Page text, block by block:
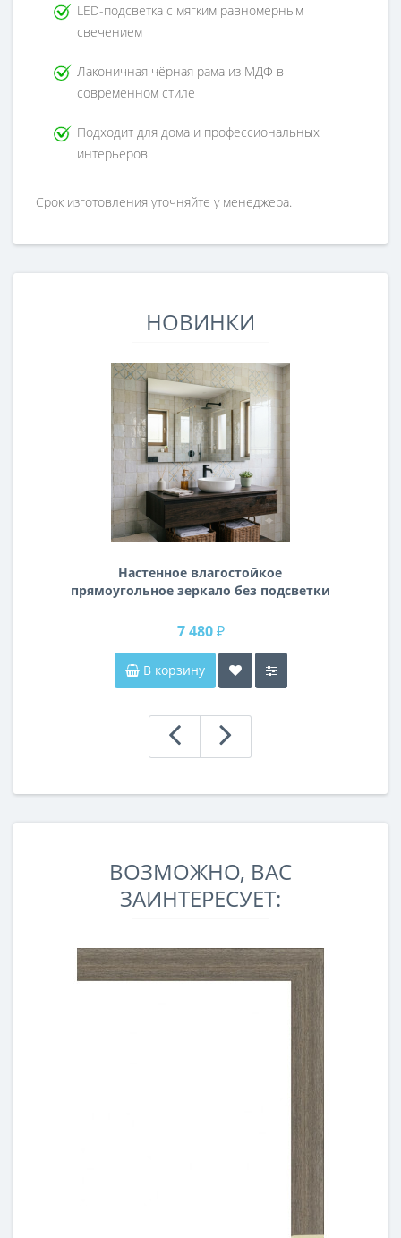
LED-подсветка с мягким равномерным
свечением
Лаконичная чёрная рама из МДФ в
современном стиле
Подходит для дома и профессиональных
интерьеров
Срок изготовления уточняйте у менеджера.
НОВИНКИ
Настенное влагостойкое
прямоугольное зеркало без подсветки
7 480 ₽
В корзину
ВОЗМОЖНО, ВАС
ЗАИНТЕРЕСУЕТ: